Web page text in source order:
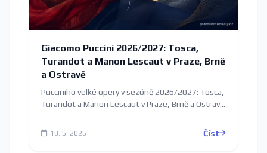
Giacomo Puccini 2026/2027: Tosca,
Turandot a Manon Lescaut v Praze, Brně
a Ostravě
Pucciniho velké opery v sezóně 2026/2027: Tosca,
Turandot a Manon Lescaut v Praze, Brně a Ostravě
18. 5. 2026 Číst